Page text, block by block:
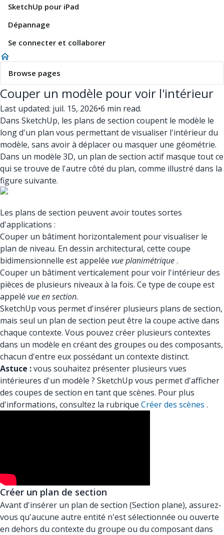
SketchUp pour iPad
Dépannage
Se connecter et collaborer
Browse pages
Couper un modèle pour voir l'intérieur
Last updated: juil. 15, 2026•6 min read.
Dans SketchUp, les plans de section coupent le modèle le
long d'un plan vous permettant de visualiser l'intérieur du
modèle, sans avoir à déplacer ou masquer une géométrie.
Dans un modèle 3D, un plan de section actif masque tout ce
qui se trouve de l'autre côté du plan, comme illustré dans la
figure suivante.
Les plans de section peuvent avoir toutes sortes
d'applications :
Couper un bâtiment horizontalement pour visualiser le
plan de niveau. En dessin architectural, cette coupe
bidimensionnelle est appelée vue planimétrique.
Couper un bâtiment verticalement pour voir l'intérieur des
pièces de plusieurs niveaux à la fois. Ce type de coupe est
appelé vue en section.
SketchUp vous permet d'insérer plusieurs plans de section,
mais seul un plan de section peut être la coupe active dans
chaque contexte. Vous pouvez créer plusieurs contextes
dans un modèle en créant des groupes ou des composants,
chacun d'entre eux possédant un contexte distinct.
Astuce :vous souhaitez présenter plusieurs vues
intérieures d'un modèle ? SketchUp vous permet d'afficher
des coupes de section en tant que scènes. Pour plus
d'informations, consultez la rubrique Créer des scènes .
Créer un plan de section
Avant d'insérer un plan de section (Section plane), assurez-
vous qu'aucune autre entité n'est sélectionnée ou ouverte
en dehors du contexte du groupe ou du composant dans